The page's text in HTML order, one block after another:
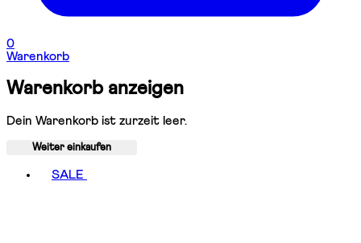
0
Warenkorb
Warenkorb anzeigen
Dein Warenkorb ist zurzeit leer.
Weiter einkaufen
SALE